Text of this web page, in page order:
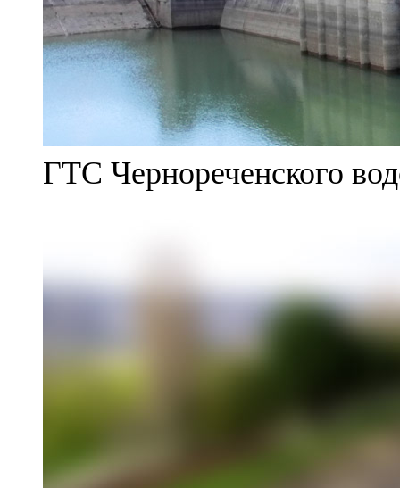
ГТС Чернореченского